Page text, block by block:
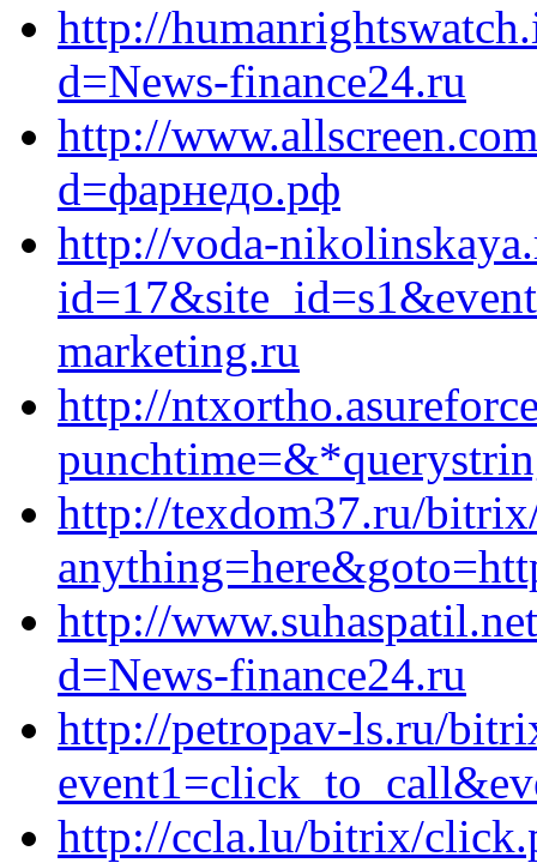
http://
d=News-finance24.ru
http://
d=фарнедо.рф
http://voda-
marketing.ru
http://
http://texdom37.ru/
http://
d=News-finance24.ru
http://petropav-ls.ru/
http://ccla.lu/bitrix/